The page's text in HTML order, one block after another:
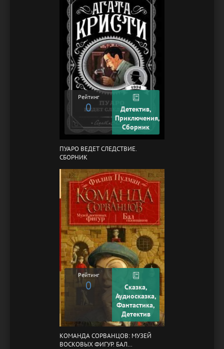
Рейтинг
0
Детектив,
Приключения,
Сборник
ПУАРО ВЕДЕТ СЛЕДСТВИЕ.
СБОРНИК
Рейтинг
0
Сказка,
Аудиосказка,
Фантастика,
Детектив
КОМАНДА СОРВАНЦОВ: МУЗЕЙ
ВОСКОВЫХ ФИГУР. БАЛ